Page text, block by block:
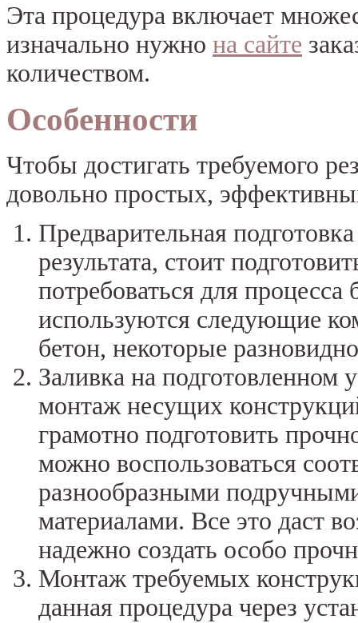
Эта процедура включает
изначально нужно на сайте
количеством.
Особенности
Чтобы достигать требуемого
довольно простых,
Предварительная
результата, стоит
потребоваться для процесса
используются следующие
бетон, некоторые
Заливка на подготовленном
монтаж несущих
грамотно подготовить
можно воспользоваться
разнообразными
материалами. Все это даст
надежно создать особо
Монтаж требуемых
данная процедура через